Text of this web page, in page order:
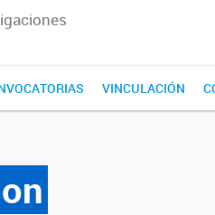
VINCULACIÓN